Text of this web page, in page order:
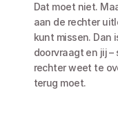
Dat moet niet.
aan de rechter
kunt missen. Dan
doorvraagt en jij –
rechter weet te
terug moet.